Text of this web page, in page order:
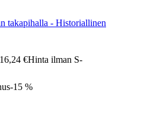
takapihalla - Historiallinen
16,24 €Hinta ilman S-
-15 %